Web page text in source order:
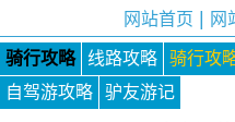
网站首页 网
骑行攻略 线路攻略 骑行攻
自驾游攻略
驴友游记